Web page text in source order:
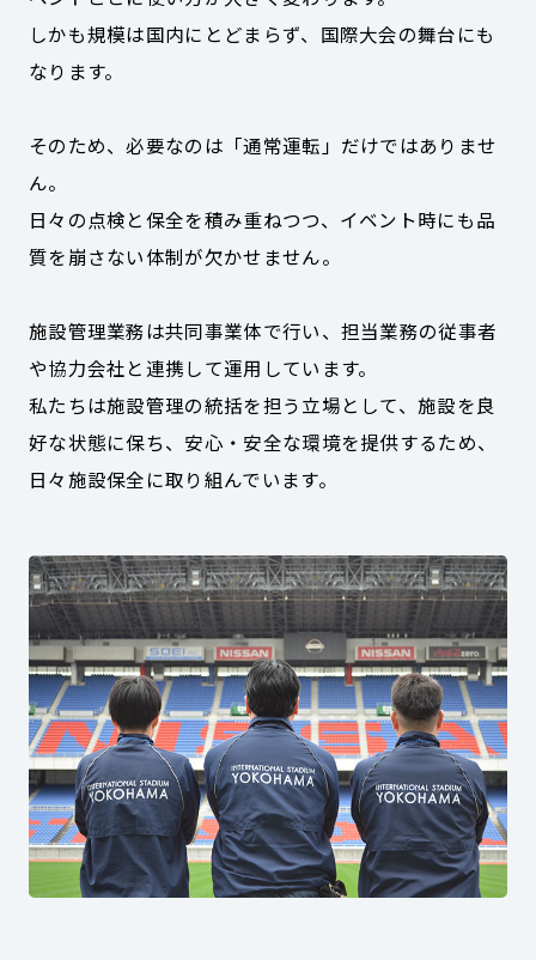
しかも規模は国内にとどまらず、国際大会の舞台にも
なります。
そのため、必要なのは「通常運転」だけではありませ
ん。
日々の点検と保全を積み重ねつつ、イベント時にも品
質を崩さない体制が欠かせません。
施設管理業務は共同事業体で行い、担当業務の従事者
や協力会社と連携して運用しています。
私たちは施設管理の統括を担う立場として、施設を良
好な状態に保ち、安心・安全な環境を提供するため、
日々施設保全に取り組んでいます。